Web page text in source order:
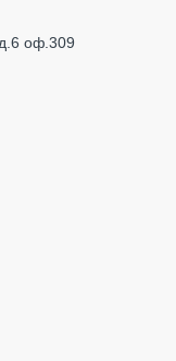
оф.309